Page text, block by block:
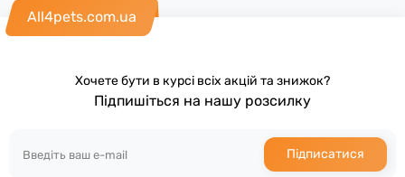
All4pets.com.ua
Хочете бути в курсі всіх акцій та знижок?
Підпишіться на нашу розсилку
Підписатися